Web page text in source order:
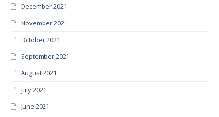
December 2021
November 2021
October 2021
September 2021
August 2021
July 2021
June 2021